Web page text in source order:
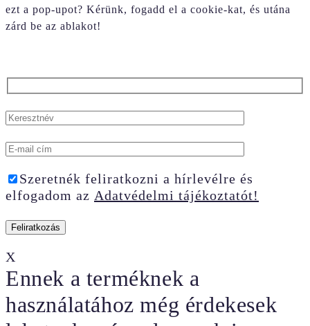
ezt a pop-upot? Kérünk, fogadd el a cookie-kat, és utána
zárd be az ablakot!
Szeretnék feliratkozni a hírlevélre és
elfogadom az Adatvédelmi tájékoztatót!
X
Ennek a terméknek a
használatához még érdekesek